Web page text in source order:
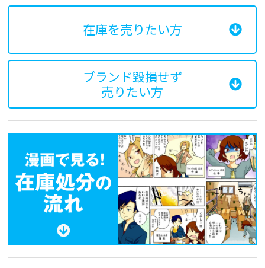
在庫を売りたい方
ブランド毀損せず
売りたい方